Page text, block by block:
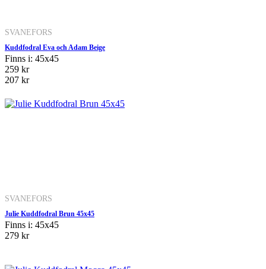
SVANEFORS
Kuddfodral Eva och Adam Beige
Finns i: 45x45
259 kr
207 kr
SVANEFORS
Julie Kuddfodral Brun 45x45
Finns i: 45x45
279 kr